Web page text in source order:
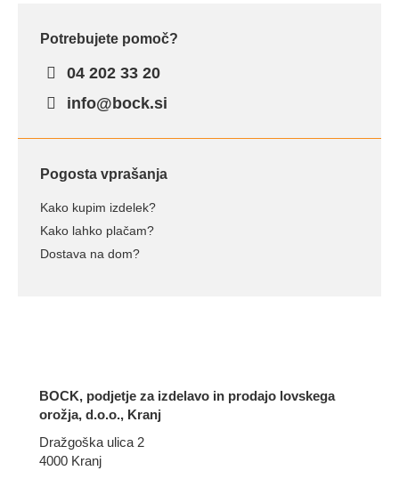
Potrebujete pomoč?
04 202 33 20
info@bock.si
Pogosta vprašanja
Kako kupim izdelek?
Kako lahko plačam?
Dostava na dom?
BOCK, podjetje za izdelavo in prodajo lovskega
orožja, d.o.o., Kranj
Dražgoška ulica 2
4000 Kranj